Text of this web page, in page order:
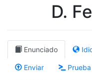
D.
Enunciado
Enviar